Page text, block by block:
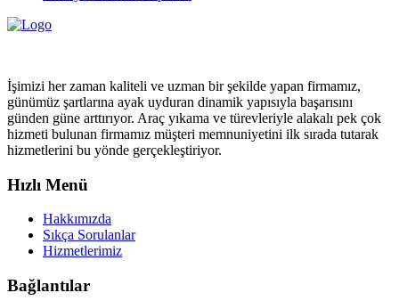
İşimizi her zaman kaliteli ve uzman bir şekilde yapan firmamız,
günümüz şartlarına ayak uyduran dinamik yapısıyla başarısını
günden güne arttırıyor. Araç yıkama ve türevleriyle alakalı pek çok
hizmeti bulunan firmamız müşteri memnuniyetini ilk sırada tutarak
hizmetlerini bu yönde gerçekleştiriyor.
Hızlı Menü
Hakkımızda
Sıkça Sorulanlar
Hizmetlerimiz
Bağlantılar